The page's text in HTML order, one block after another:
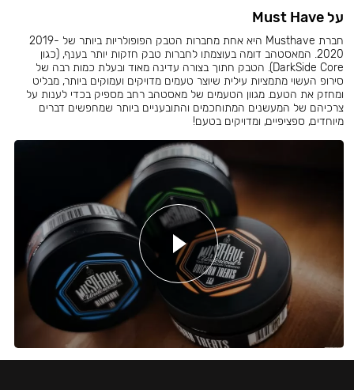
על Must Have
חברת Musthave היא אחת מחברות הטבק הפופולריות ביותר של 2019-
2020. המאסטהב דומה בעוצמתו לחברות טבק חזקות יותר בענף, (כגון
DarkSide Core). הטבק חתוך בצורה עדינה מאוד ובעלת כמות רבה של
סירופ העשוי מתמציות עילית שיוצר טעמים מדויקים ועמוקים ביותר, מבליט
ומחזק את הטעם. מגוון הטעמים של מאסטהב רחב מספיק בכדי לענות על
צרכיהם של המעשנים המתוחכמים והתובעניים ביותר שמחפשים דברים
מיוחדים, ספציפיים, ומדויקים בטעם!